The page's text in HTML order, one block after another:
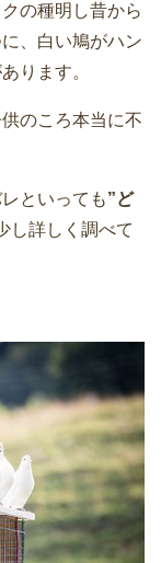
の種明し昔から
、白い鳩がハン
ります。
のころ本当に不
といっても”ど
し詳しく調べて